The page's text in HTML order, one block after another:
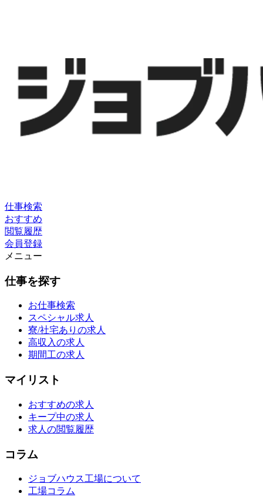
仕事検索
おすすめ
閲覧履歴
会員登録
メニュー
仕事を探す
お仕事検索
スペシャル求人
寮/社宅ありの求人
高収入の求人
期間工の求人
マイリスト
おすすめの求人
キープ中の求人
求人の閲覧履歴
コラム
ジョブハウス工場について
工場コラム